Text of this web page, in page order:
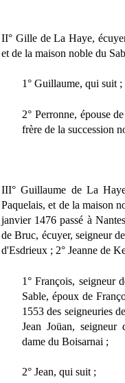
II° Gille de La Haye,
et de la maison noble du
1° Guillaume, qui suit ;
2° Perronne, épouse
frère de la succession
III° Guillaume de La
Paquelais, et de la maison
janvier 1476 passé à
de Bruc, écuyer, seigneur
d'Esdrieux ; 2° Jeanne de
1° François, seigneur
Sable, époux de
1553 des seigneuries
Jean Joüan,
dame du Boisarnai ;
2° Jean, qui suit ;